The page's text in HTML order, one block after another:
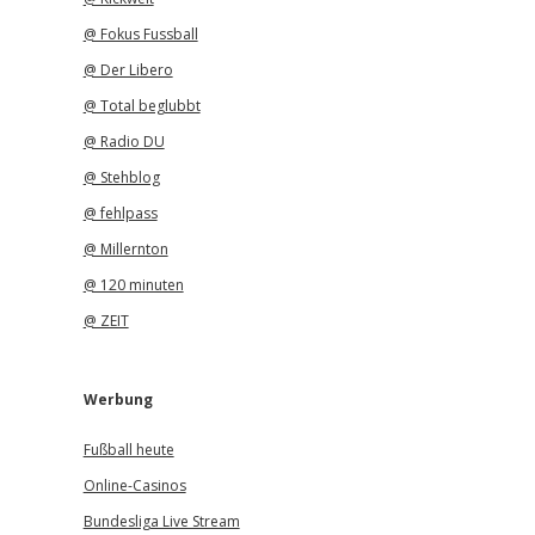
@ Fokus Fussball
@ Der Libero
@ Total beglubbt
@ Radio DU
@ Stehblog
@ fehlpass
@ Millernton
@ 120 minuten
@ ZEIT
Werbung
Fußball heute
Online-Casinos
Bundesliga Live Stream